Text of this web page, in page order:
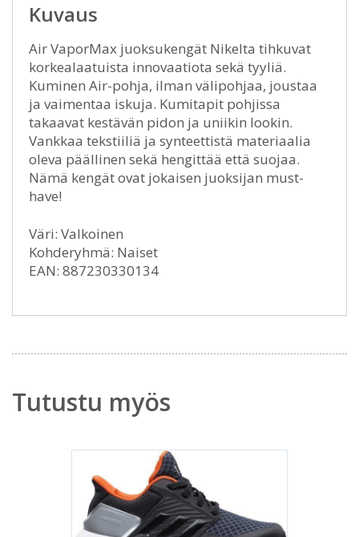
Kuvaus
Air VaporMax juoksukengät Nikelta tihkuvat
korkealaatuista innovaatiota sekä tyyliä.
Kuminen Air-pohja, ilman välipohjaa, joustaa
ja vaimentaa iskuja. Kumitapit pohjissa
takaavat kestävän pidon ja uniikin lookin.
Vankkaa tekstiiliä ja synteettistä materiaalia
oleva päällinen sekä hengittää että suojaa.
Nämä kengät ovat jokaisen juoksijan must-
have!
Väri: Valkoinen
Kohderyhmä: Naiset
EAN: 887230330134
Tutustu myös